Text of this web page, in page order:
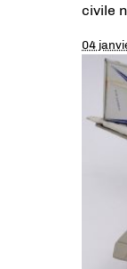
civile
04